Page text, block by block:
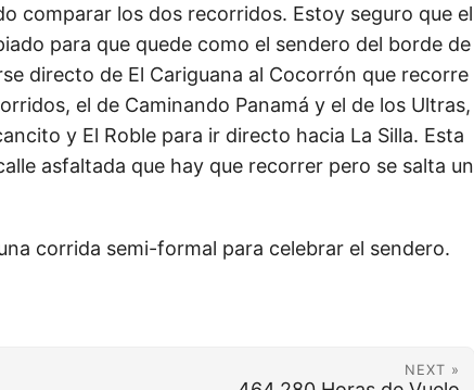
comparar los dos recorridos. Estoy seguro que el
para que quede como el sendero del borde de
directo de El Cariguana al Cocorrón que recorre
el de Caminando Panamá y el de los Ultras,
y El Roble para ir directo hacia La Silla. Esta
asfaltada que hay que recorrer pero se salta un
corrida semi-formal para celebrar el sendero.
NEXT »